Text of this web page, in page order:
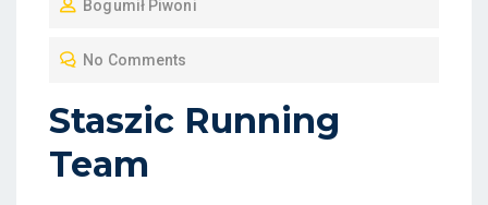
S
O
N
Bogumił Piwoni
No Comments
Staszic Running
Team